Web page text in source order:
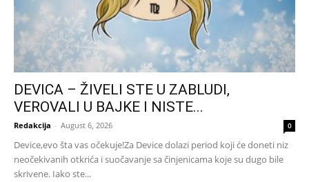
DEVICA – ŽIVELI STE U ZABLUDI,
VEROVALI U BAJKE I NISTE...
Redakcija - August 6, 2026 0
Device,evo šta vas očekuje!Za Device dolazi period koji će doneti niz
neočekivanih otkrića i suočavanje sa činjenicama koje su dugo bile
skrivene. Iako ste...